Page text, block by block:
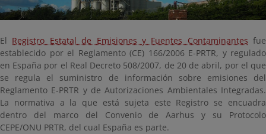
El Registro Estatal de Emisiones y Fuentes Contaminantes fue
establecido por el Reglamento (CE) 166/2006 E-PRTR, y regulado
en España por el Real Decreto 508/2007, de 20 de abril, por el que
se regula el suministro de información sobre emisiones del
Reglamento E-PRTR y de Autorizaciones Ambientales Integradas.
La normativa a la que está sujeta este Registro se encuadra
dentro del marco del Convenio de Aarhus y su Protocolo
CEPE/ONU PRTR, del cual España es parte.